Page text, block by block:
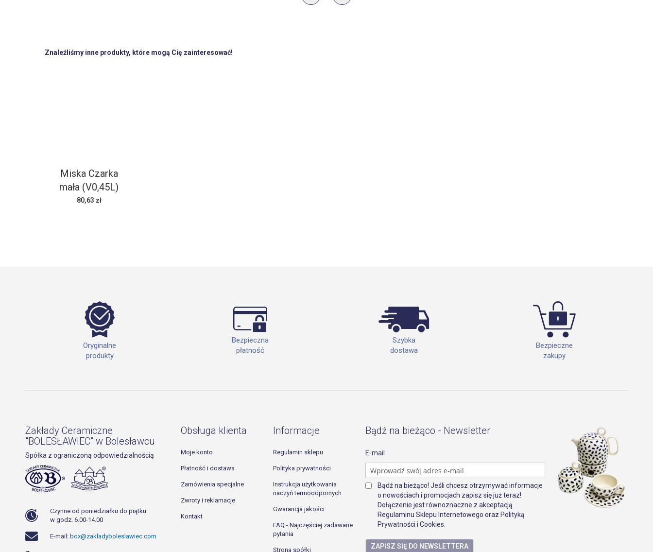
Znaleźliśmy inne produkty, które mogą Cię zainteresować!
Miska Czarka
mała (V0,45L)
80,63 zł
Oryginalne
produkty
Bezpieczna
płatność
Szybka
dostawa
Bezpieczne
zakupy
Zakłady Ceramiczne
"BOLESŁAWIEC" w Bolesławcu
Spółka z ograniczoną odpowiedzialnością
Czynne od poniedziałku do piątku
w godz. 6.00-14.00
E-mail: box@zakladyboleslawiec.com
Obsługa klienta
Moje konto
Płatność i dostawa
Zamówienia specjalne
Zwroty i reklamacje
Kontakt
Informacje
Regulamin sklepu
Polityka prywatności
Instrukcja użytkowania
naczyń termoodpornych
Gwarancja jakości
FAQ - Najczęściej zadawane
pytania
Strona spółki
Bądź na bieżąco - Newsletter
E-mail
Bądź na bieżąco! Jeśli chcesz otrzymywać informacje
o nowościach i promocjach zapisz się już teraz!
Dołączenie jest równoznaczne z akceptacją
Regulaminu Sklepu Internetowego oraz Polityką
Prywatności i Cookies.
ZAPISZ SIĘ DO NEWSLETTERA